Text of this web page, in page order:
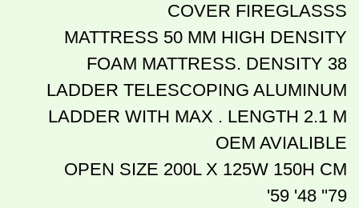
COVER FIREGLASSS
MATTRESS 50 MM HIGH DENSITY
FOAM MATTRESS. DENSITY 38
LADDER TELESCOPING ALUMINUM
LADDER WITH MAX . LENGTH 2.1 M
OEM AVIALIBLE
OPEN SIZE 200L X 125W 150H CM
79'' 48' 59'